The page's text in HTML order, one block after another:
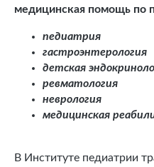
медицинская помощь по
педиатрия
гастроэнтерология
детская
ревматология
неврология
медицинская
В Институте педиатрии